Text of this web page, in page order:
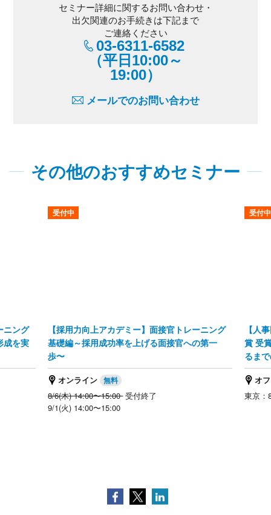
セミナー詳細に関するお問い合わせ・
出欠関連のお手続きは下記まで
ご連絡ください
03-6311-6582
（平日10:00～
19:00）
メールでのお問い合わせ
その他のおすすめセミナー
ニング
成を実
受付中
【採用力向上アカデミー】面接官トレーニング
基礎編～採用成功率を上げる面接官への第一
歩〜
オンライン
8/6(木) 14:00〜15:00受付終了
9/1(火) 14:00〜15:00
受付中
【人
賞 受
るま
オ
東京：